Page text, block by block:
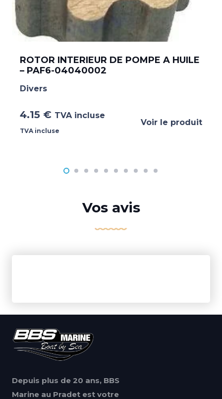
ROTOR INTERIEUR DE POMPE A HUILE
– PAF6-04040002
Divers
4.15 € TVA incluse
TVA incluse
Voir le produit
Vos avis
Depuis plus de 20 ans, BBS
Marine au Pradet est votre